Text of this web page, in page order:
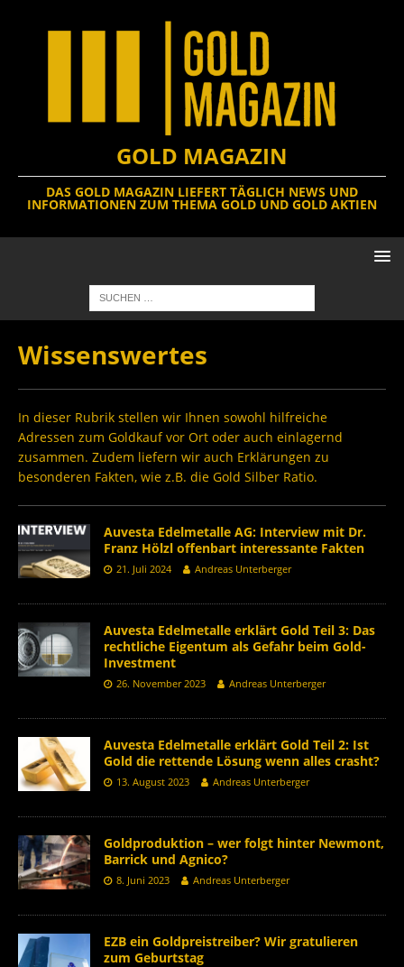
GOLD MAGAZIN
DAS GOLD MAGAZIN LIEFERT TÄGLICH NEWS UND
INFORMATIONEN ZUM THEMA GOLD UND GOLD AKTIEN
Wissenswertes
In dieser Rubrik stellen wir Ihnen sowohl hilfreiche
Adressen zum Goldkauf vor Ort oder auch einlagernd
zusammen. Zudem liefern wir auch Erklärungen zu
besonderen Fakten, wie z.B. die Gold Silber Ratio.
Auvesta Edelmetalle AG: Interview mit Dr.
Franz Hölzl offenbart interessante Fakten
21. Juli 2024 Andreas Unterberger
Auvesta Edelmetalle erklärt Gold Teil 3: Das
rechtliche Eigentum als Gefahr beim Gold-
Investment
26. November 2023 Andreas Unterberger
Auvesta Edelmetalle erklärt Gold Teil 2: Ist
Gold die rettende Lösung wenn alles crasht?
13. August 2023 Andreas Unterberger
Goldproduktion – wer folgt hinter Newmont,
Barrick und Agnico?
8. Juni 2023 Andreas Unterberger
EZB ein Goldpreistreiber? Wir gratulieren
zum Geburtstag